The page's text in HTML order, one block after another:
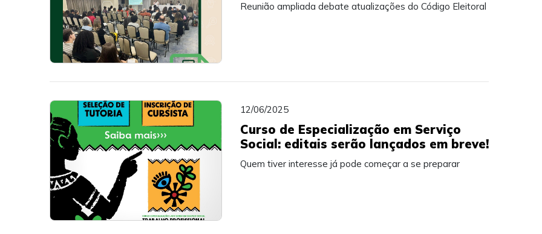
Reunião ampliada debate atualizações do Código Eleitoral
12/06/2025
Curso de Especialização em Serviço
Social: editais serão lançados em breve!
Quem tiver interesse já pode começar a se preparar